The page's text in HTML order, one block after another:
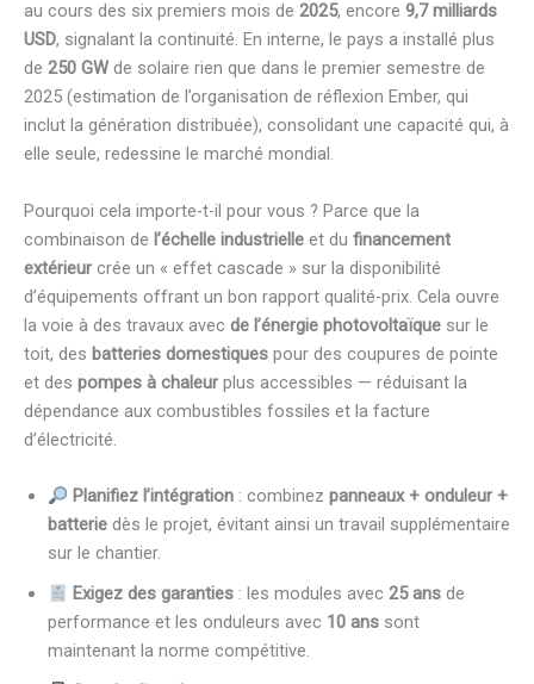
au cours des six premiers mois de 2025, encore 9,7 milliards
USD, signalant la continuité. En interne, le pays a installé plus
de 250 GW de solaire rien que dans le premier semestre de
2025 (estimation de l’organisation de réflexion Ember, qui
inclut la génération distribuée), consolidant une capacité qui, à
elle seule, redessine le marché mondial.
Pourquoi cela importe-t-il pour vous ? Parce que la
combinaison de l’échelle industrielle et du financement
extérieur crée un « effet cascade » sur la disponibilité
d’équipements offrant un bon rapport qualité-prix. Cela ouvre
la voie à des travaux avec de l’énergie photovoltaïque sur le
toit, des batteries domestiques pour des coupures de pointe
et des pompes à chaleur plus accessibles — réduisant la
dépendance aux combustibles fossiles et la facture
d’électricité.
Planifiez l’intégration: combinez panneaux + onduleur +
batterie dès le projet, évitant ainsi un travail supplémentaire
sur le chantier.
Exigez des garanties: les modules avec 25 ansde
performance et les onduleurs avec 10 ans sont
maintenant la norme compétitive.